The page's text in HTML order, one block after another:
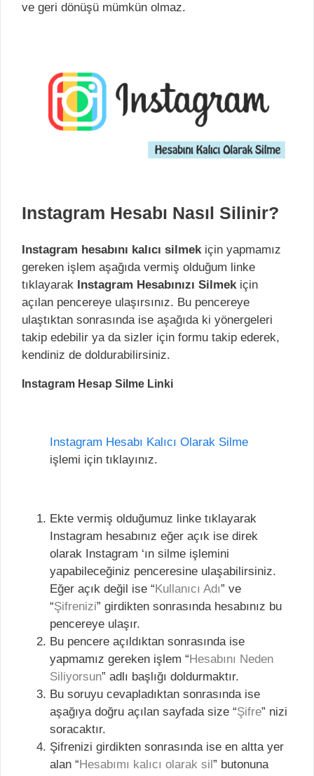
ve geri dönüşü mümkün olmaz.
Instagram Hesabı Nasıl Silinir?
Instagram hesabını kalıcı silmek için yapmamız
gereken işlem aşağıda vermiş olduğum linke
tıklayarak Instagram Hesabınızı Silmek için
açılan pencereye ulaşırsınız. Bu pencereye
ulaştıktan sonrasında ise aşağıda ki yönergeleri
takip edebilir ya da sizler için formu takip ederek,
kendiniz de doldurabilirsiniz.
Instagram Hesap Silme Linki
Instagram Hesabı Kalıcı Olarak Silme
işlemi için tıklayınız.
Ekte vermiş olduğumuz linke tıklayarak
Instagram hesabınız eğer açık ise direk
olarak Instagram ‘ın silme işlemini
yapabileceğiniz penceresine ulaşabilirsiniz.
Eğer açık değil ise “Kullanıcı Adı” ve
“Şifrenizi” girdikten sonrasında hesabınız bu
pencereye ulaşır.
Bu pencere açıldıktan sonrasında ise
yapmamız gereken işlem “Hesabını Neden
Siliyorsun” adlı başlığı doldurmaktır.
Bu soruyu cevapladıktan sonrasında ise
aşağıya doğru açılan sayfada size “Şifre” nizi
soracaktır.
Şifrenizi girdikten sonrasında ise en altta yer
alan “Hesabımı kalıcı olarak sil” butonuna